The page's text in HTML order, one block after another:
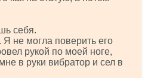
себя.
не могла поверить его
рукой по моей ноге,
в руки вибратор и сел в